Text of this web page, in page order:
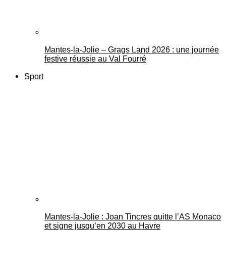
Mantes-la-Jolie – Grags Land 2026 : une journée
festive réussie au Val Fourré
Sport
Mantes-la-Jolie : Joan Tincres quitte l’AS Monaco
et signe jusqu’en 2030 au Havre